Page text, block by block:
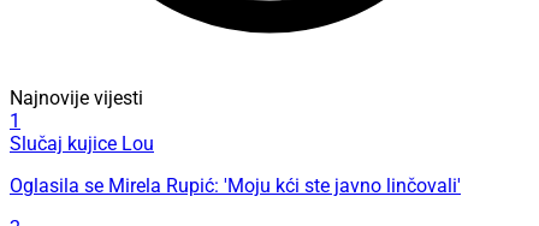
Najnovije vijesti
1
Slučaj kujice Lou
Oglasila se Mirela Rupić: 'Moju kći ste javno linčovali'